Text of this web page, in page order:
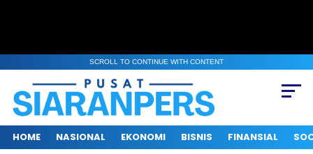
SCROLL TO CONTINUE WITH CONTENT
HOME NASIONAL EKONOMI BISNIS FINANSIAL